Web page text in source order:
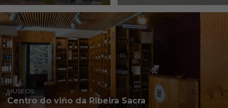
MUSEOS
Centro do viño da Ribeira Sacra